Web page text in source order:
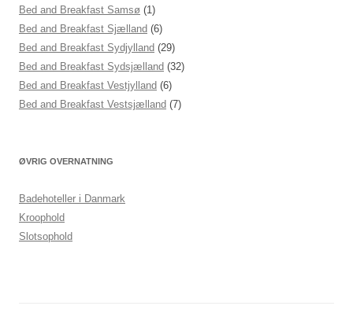
Bed and Breakfast Samsø (1)
Bed and Breakfast Sjælland (6)
Bed and Breakfast Sydjylland (29)
Bed and Breakfast Sydsjælland (32)
Bed and Breakfast Vestjylland (6)
Bed and Breakfast Vestsjælland (7)
ØVRIG OVERNATNING
Badehoteller i Danmark
Kroophold
Slotsophold